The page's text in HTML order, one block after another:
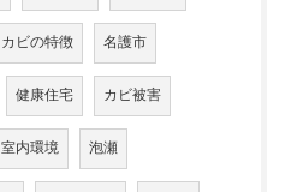
カビの特徴 名護市
健康住宅 カビ被害
室内環境 泡瀬